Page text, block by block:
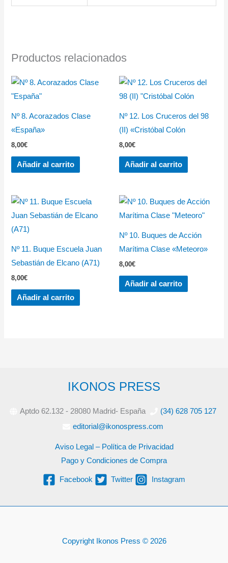
Productos relacionados
Nº 8. Acorazados Clase
«España»
8,00€
Añadir al carrito
Nº 12. Los Cruceros del 98
(II) «Cristóbal Colón
8,00€
Añadir al carrito
Nº 11. Buque Escuela Juan
Sebastián de Elcano (A71)
8,00€
Añadir al carrito
Nº 10. Buques de Acción
Marítima Clase «Meteoro»
8,00€
Añadir al carrito
IKONOS PRESS
Aptdo 62.132 - 28080 Madrid- España
(34) 628 705 127
editorial@ikonospress.com
Aviso Legal – Política de Privacidad
Pago y Condiciones de Compra
Facebook Twitter Instagram
Copyright Ikonos Press © 2026